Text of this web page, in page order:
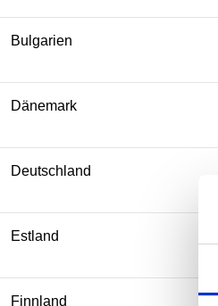
Bulgarien
Dänemark
Deutschland
Estland
Finnland